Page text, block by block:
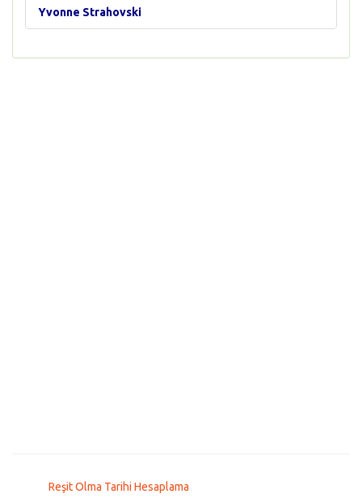
Yvonne Strahovski
Reşit Olma Tarihi Hesaplama